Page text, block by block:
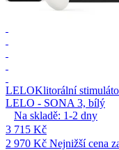
LELOKlitorální
LELO - SONA 3, bílý
Na skladě: 1-2 dny
3 715 Kč
2 970 Kč Nejnižší cena